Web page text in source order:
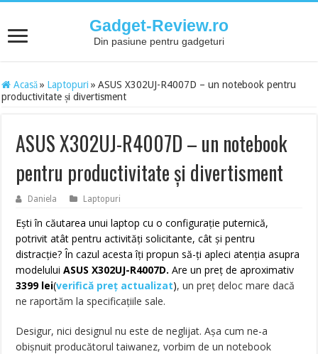
Gadget-Review.ro
Din pasiune pentru gadgeturi
Acasă » Laptopuri » ASUS X302UJ-R4007D – un notebook pentru
productivitate și divertisment
ASUS X302UJ-R4007D – un notebook
pentru productivitate și divertisment
Daniela Laptopuri
Ești în căutarea unui laptop cu o configurație puternică,
potrivit atât pentru activități solicitante, cât și pentru
distracție? În cazul acesta îți propun să-ți apleci atenția asupra
modeluluiASUS X302UJ-R4007D. Are un preț de aproximativ
3399 lei(verifică preț actualizat), un preț deloc mare dacă
ne raportăm la specificațiile sale.
Desigur, nici designul nu este de neglijat. Așa cum ne-a
obișnuit producătorul taiwanez, vorbim de un notebook